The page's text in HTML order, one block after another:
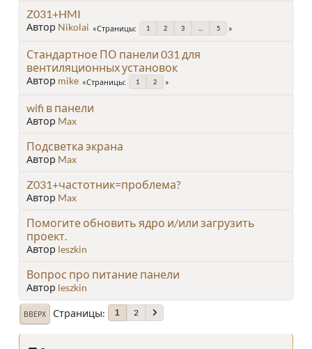
Z031+HMI
Автор Nikolai Страницы 1 2 3 5
Стандартное ПО панели 031 для
вентиляционных установок
Автор mike Страницы 1 2
wifi в панели
Автор Max
Подсветка экрана
Автор Max
Z031+частотник=проблема?
Автор Max
Помогите обновить ядро и/или загрузить
проект.
Автор leszkin
Вопрос про питание панели
Автор leszkin
ВВЕРХ Страницы 1 2